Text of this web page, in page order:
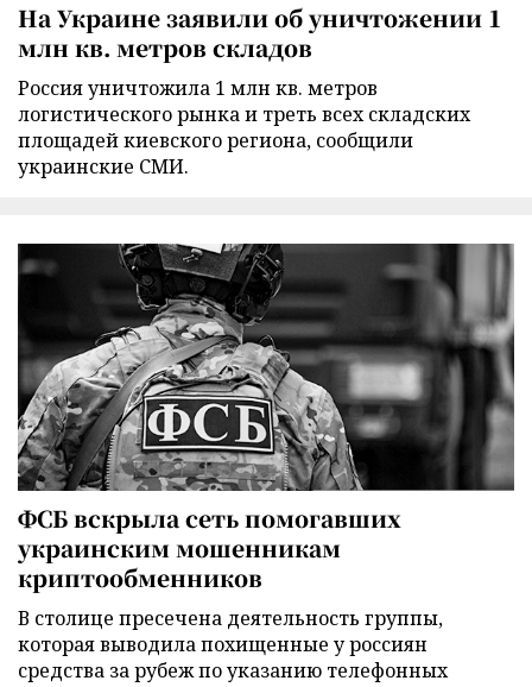
На Украине заявили об уничтожении 1
млн кв. метров складов
Россия уничтожила 1 млн кв. метров
логистического рынка и треть всех складских
площадей киевского региона, сообщили
украинские СМИ.
ФСБ вскрыла сеть помогавших
украинским мошенникам
криптообменников
В столице пресечена деятельность группы,
которая выводила похищенные у россиян
средства за рубеж по указанию телефонных